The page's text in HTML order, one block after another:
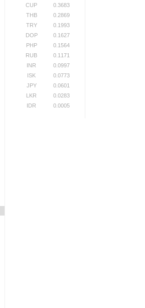
CUP
0.3683
THB
0.2869
TRY
0.1993
DOP
0.1627
PHP
0.1564
RUB
0.1171
INR
0.0997
ISK
0.0773
JPY
0.0601
LKR
0.0283
IDR
0.0005